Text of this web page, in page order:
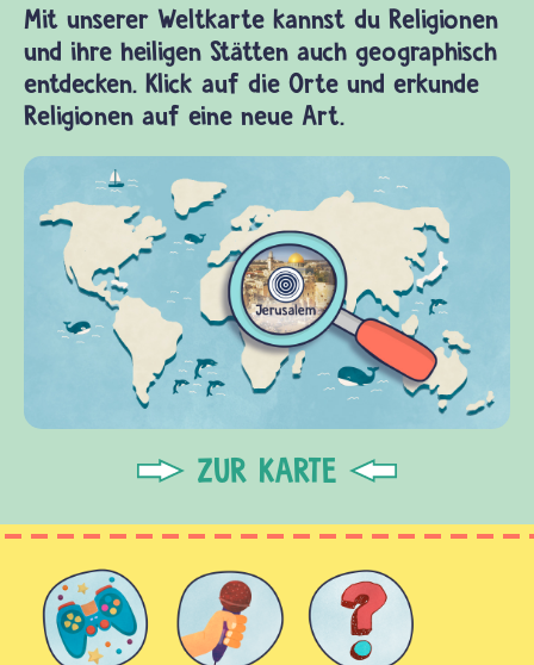
Mit unserer Weltkarte kannst du Religionen
und ihre heiligen Stätten auch geographisch
entdecken. Klick auf die Orte und erkunde
Religionen auf eine neue Art.
ZUR KARTE